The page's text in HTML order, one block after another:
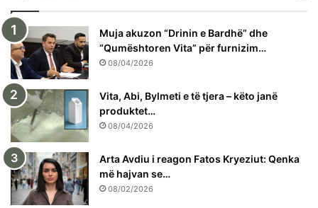
Muja akuzon “Drinin e Bardhë” dhe
“Qumështoren Vita” për furnizim…
08/04/2026
Vita, Abi, Bylmeti e të tjera – këto janë
produktet…
08/04/2026
Arta Avdiu i reagon Fatos Kryeziut: Qenka
më hajvan se…
08/02/2026